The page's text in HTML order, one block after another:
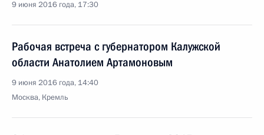
9 июня 2016 года, 17:30
Рабочая встреча с губернатором Калужской
области Анатолием Артамоновым
9 июня 2016 года, 14:40
Москва, Кремль